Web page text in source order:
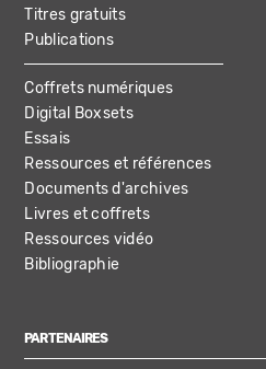
Titres gratuits
Publications
Coffrets numériques
Digital Boxsets
Essais
Ressources et références
Documents d'archives
Livres et coffrets
Ressources vidéo
Bibliographie
PARTENAIRES